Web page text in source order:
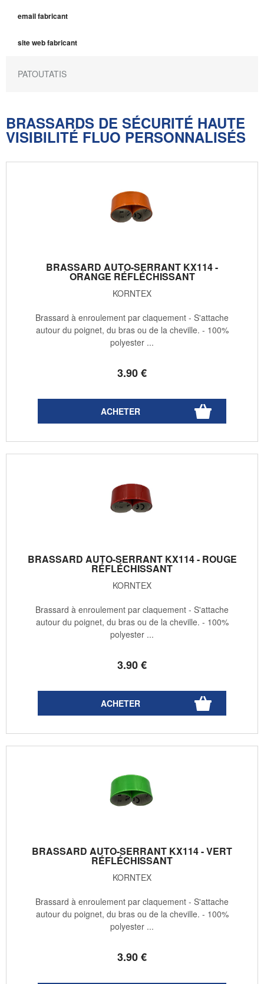
email fabricant
site web fabricant
PATOUTATIS
BRASSARDS DE SÉCURITÉ HAUTE
VISIBILITÉ FLUO PERSONNALISÉS
BRASSARD AUTO-SERRANT KX114 -
ORANGE RÉFLÉCHISSANT
KORNTEX
3.90€
Brassard à enroulement par claquement - S'attache
autour du poignet, du bras ou de la cheville. - 100%
polyester ...
BRASSARD AUTO-SERRANT KX114 - ROUGE
RÉFLÉCHISSANT
KORNTEX
3.90€
Brassard à enroulement par claquement - S'attache
autour du poignet, du bras ou de la cheville. - 100%
polyester ...
BRASSARD AUTO-SERRANT KX114 - VERT
RÉFLÉCHISSANT
KORNTEX
3.90€
Brassard à enroulement par claquement - S'attache
autour du poignet, du bras ou de la cheville. - 100%
polyester ...